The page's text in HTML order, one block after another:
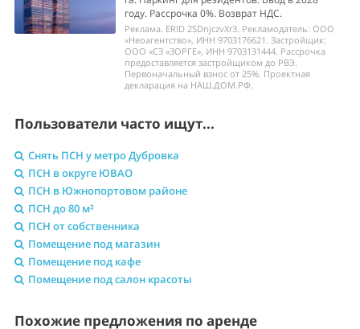
году. Рассрочка 0%. Возврат НДС.
Реклама. ERID 2SDnjczvXr3. Рекламодатель: ООО
«Неоагентство», ИНН 9703176621. Застройщик:
ООО «СЗ «ЗОРГЕ», ИНН 9703131444. Рассрочка
предоставляется застройщиком до РВЭ.
Первоначальный взнос от 25%. Проектная
декларация на НАШ.ДОМ.РФ.
Пользователи часто ищут...
Снять ПСН у метро Дубровка
ПСН в округе ЮВАО
ПСН в Южнопортовом районе
ПСН до 80 м²
ПСН от собственника
Помещение под магазин
Помещение под кафе
Помещение под салон красоты
Похожие предложения по аренде